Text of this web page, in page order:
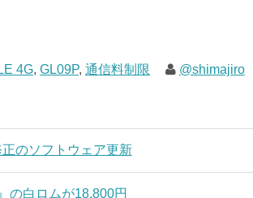
4G,GL09P,通信料制限 @shimajiro
のソフトウェア更新
の白ロムが18,800円